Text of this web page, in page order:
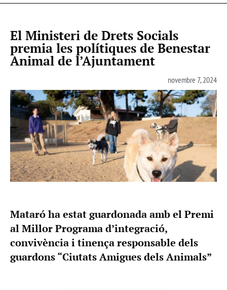
El Ministeri de Drets Socials
premia les polítiques de Benestar
Animal de l’Ajuntament
novembre 7, 2024
Mataró ha estat guardonada amb el Premi
al Millor Programa d’integració,
convivència i tinença responsable dels
guardons “Ciutats Amigues dels Animals”